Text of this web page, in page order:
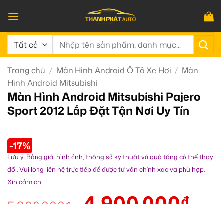
qua
nội
dung
Tìm
Trang chủ / Màn Hình Android Ô Tô Xe Hơi / Màn
Hình Android Mitsubishi
Màn Hình Android Mitsubishi Pajero
Sport 2012 Lắp Đặt Tận Nơi Uy Tín
-17%
Lưu ý: Bảng giá, hình ảnh, thông số kỹ thuật và quà tặng có thể thay
đổi. Vui lòng liên hệ trực tiếp để được tư vấn chính xác và phù hợp.
Xin cảm ơn